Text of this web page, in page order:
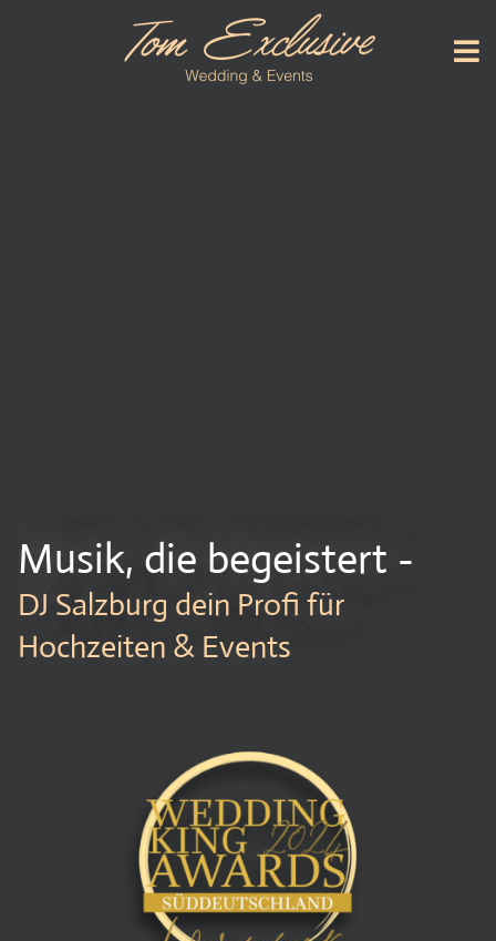
Musik, die begeistert -
DJ Salzburg dein Profi für
Hochzeiten & Events